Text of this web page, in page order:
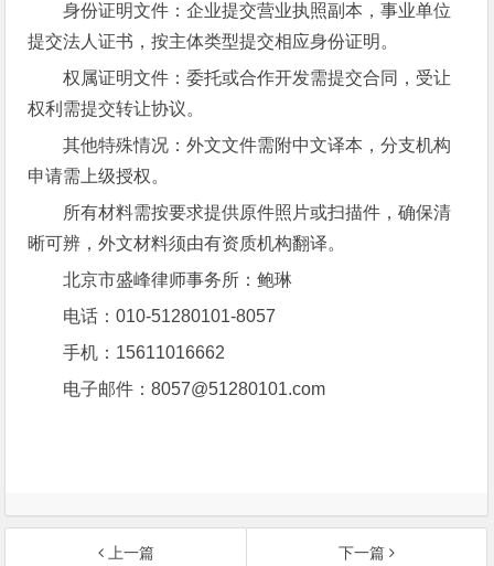
身份证明文件：企业提交营业执照副本，事业单位
提交法人证书，按主体类型提交相应身份证明。
权属证明文件：委托或合作开发需提交合同，受让
权利需提交转让协议。
其他特殊情况：外文文件需附中文译本，分支机构
申请需上级授权。
所有材料需按要求提供原件照片或扫描件，确保清
晰可辨，外文材料须由有资质机构翻译。
北京市盛峰律师事务所：鲍琳
电话：010-51280101-8057
手机：15611016662
电子邮件：8057@51280101.com
上一篇 下一篇